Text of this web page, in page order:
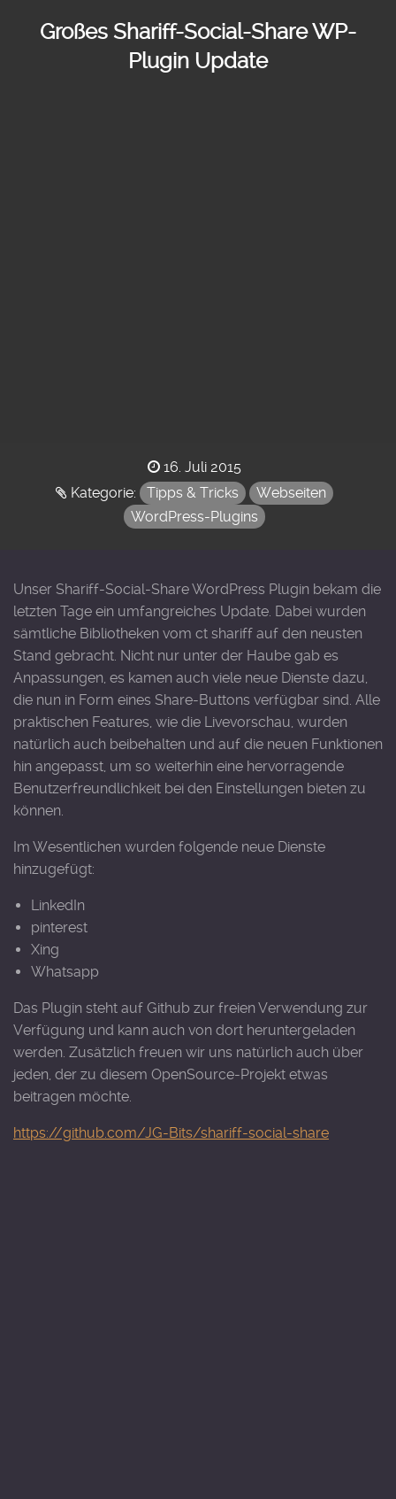
Großes Shariff-Social-Share WP-
Plugin Update
Posted
on
16. Juli 2015
Kategorie:
Tipps & Tricks
Webseiten
WordPress-Plugins
Unser Shariff-Social-Share WordPress Plugin bekam die
letzten Tage ein umfangreiches Update. Dabei wurden
sämtliche Bibliotheken vom ct shariff auf den neusten
Stand gebracht. Nicht nur unter der Haube gab es
Anpassungen, es kamen auch viele neue Dienste dazu,
die nun in Form eines Share-Buttons verfügbar sind. Alle
praktischen Features, wie die Livevorschau, wurden
natürlich auch beibehalten und auf die neuen Funktionen
hin angepasst, um so weiterhin eine hervorragende
Benutzerfreundlichkeit bei den Einstellungen bieten zu
können.
Im Wesentlichen wurden folgende neue Dienste
hinzugefügt:
LinkedIn
pinterest
Xing
Whatsapp
Das Plugin steht auf Github zur freien Verwendung zur
Verfügung und kann auch von dort heruntergeladen
werden. Zusätzlich freuen wir uns natürlich auch über
jeden, der zu diesem OpenSource-Projekt etwas
beitragen möchte.
https://github.com/JG-Bits/shariff-social-share